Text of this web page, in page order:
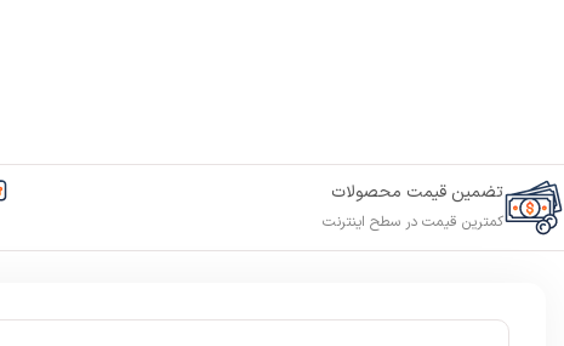
تضمین قیمت محصولات
کمترین قیمت در سطح اینترنت